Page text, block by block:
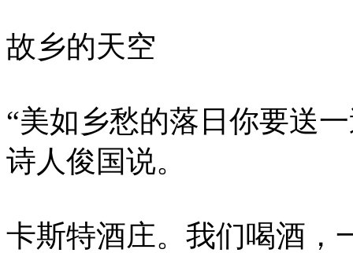
故乡的天空
“美如乡愁的落日你要送
诗人俊国说。
卡斯特酒庄。我们喝酒，